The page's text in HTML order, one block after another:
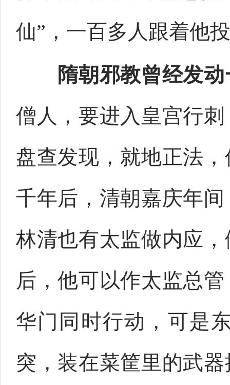
仙”，一百多人跟着他
隋朝邪教曾经发
僧人，要进入皇宫行
盘查发现，就地正法
千年后，清朝嘉庆年
林清也有太监做内应
后，他可以作太监总
华门同时行动，可是
突，装在菜筐里的武